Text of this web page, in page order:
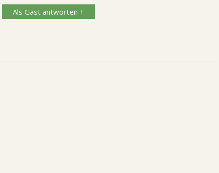
Als Gast antworten +